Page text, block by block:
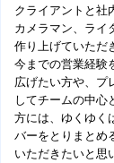
クライアントと社
カメラマン、ライ
作り上げていただ
今までの営業経験
広げたい方や、プ
してチームの中心
方には、ゆくゆく
バーをとりまとめ
いただきたいと思